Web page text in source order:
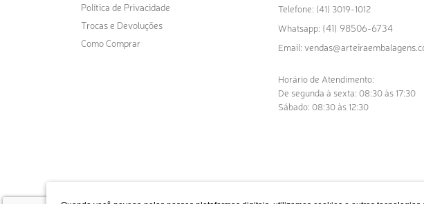
Política de Privacidade
Trocas e Devoluções
Como Comprar
Telefone: (41) 3019-1012
Whatsapp: (41) 98506-6734
Email:
Horário de Atendimento:
De segunda à sexta: 08:30 às 17:30
Sábado: 08:30 às 12:30